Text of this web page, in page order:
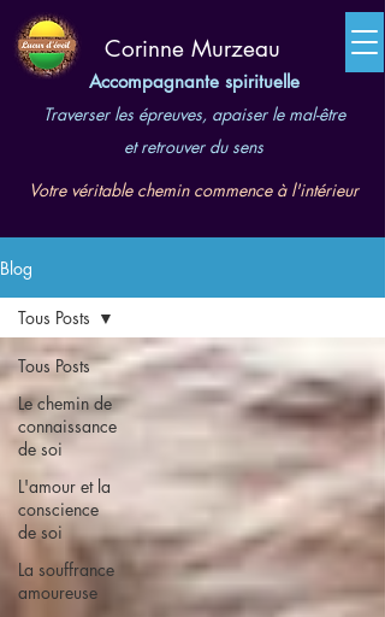
​Corinne Murzeau
Accompagnante spirituelle
Traverser les épreuves, apaiser le mal-être
et retrouver du sens
Votre véritable chemin commence à l'intérieur
Blog
Tous Posts
Le chemin de
connaissance
de soi
L'amour et la
conscience
de soi
La souffrance
amoureuse
Tous Posts